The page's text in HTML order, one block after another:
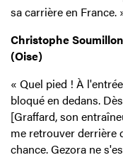
sa carrière en France.
Christophe
(Oise)
« Quel pied ! À
bloqué en dedans.
[Graffard, son
me retrouver derrière
chance. Gezora ne